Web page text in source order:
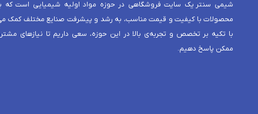
شیمی سنتر یک سایت فروشگاهی در حوزه مواد اولیه شیمیایی است که
محصولات با کیفیت و قیمت مناسب، به رشد و پیشرفت صنایع مختلف کمک
با تکیه بر تخصص و تجربه‌ی بالا در این حوزه، سعی داریم تا نیازهای
ممکن پاسخ دهیم.